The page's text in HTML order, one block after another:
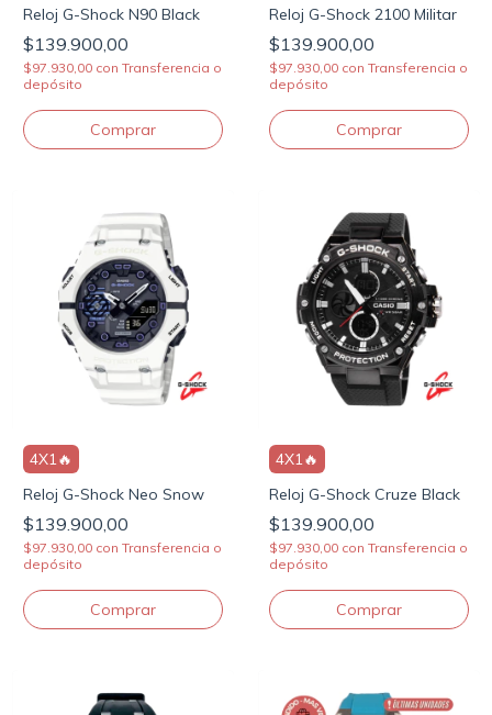
Reloj G-Shock N90 Black
$139.900,00
$97.930,00 con Transferencia o
depósito
Reloj G-Shock 2100 Militar
$139.900,00
$97.930,00 con Transferencia o
depósito
4X1🔥
Reloj G-Shock Neo Snow
$139.900,00
$97.930,00 con Transferencia o
depósito
4X1🔥
Reloj G-Shock Cruze Black
$139.900,00
$97.930,00 con Transferencia o
depósito